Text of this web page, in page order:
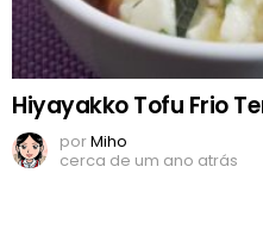
Hiyayakko Tofu Frio
porMiho
cerca de um ano atrás